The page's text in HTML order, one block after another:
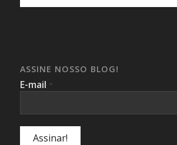
ASSINE NOSSO BLOG!
E-mail *